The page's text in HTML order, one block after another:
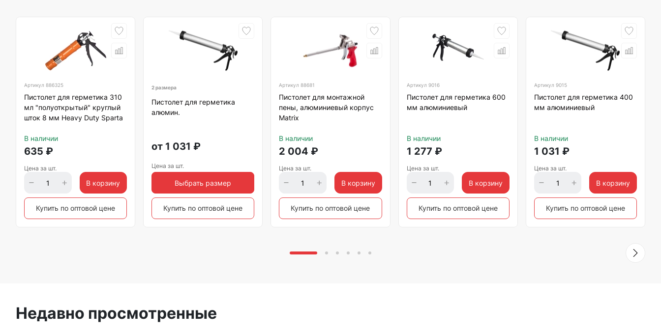
Артикул 886325
Пистолет для герметика 310
мл "полуоткрытый" круглый
шток 8 мм Heavy Duty Sparta
В наличии
635 ₽
Цена за шт.
В корзину
Купить по оптовой цене
2 размера
Пистолет для герметика
алюмин.
от 1 031 ₽
Цена за шт.
Выбрать размер
Купить по оптовой цене
Артикул88681
Пистолет для монтажной
пены, алюминиевый корпус
Matrix
В наличии
2 004 ₽
Цена за шт.
В корзину
Купить по оптовой цене
Артикул 9016
Пистолет для герметика 600
мм алюминиевый
В наличии
1 277 ₽
Цена за шт.
В корзину
Купить по оптовой цене
Артикул 9015
Пистолет для герметика 400
мм алюминиевый
В наличии
1 031 ₽
Цена за шт.
В корзину
Купить по оптовой цене
Недавно просмотренные